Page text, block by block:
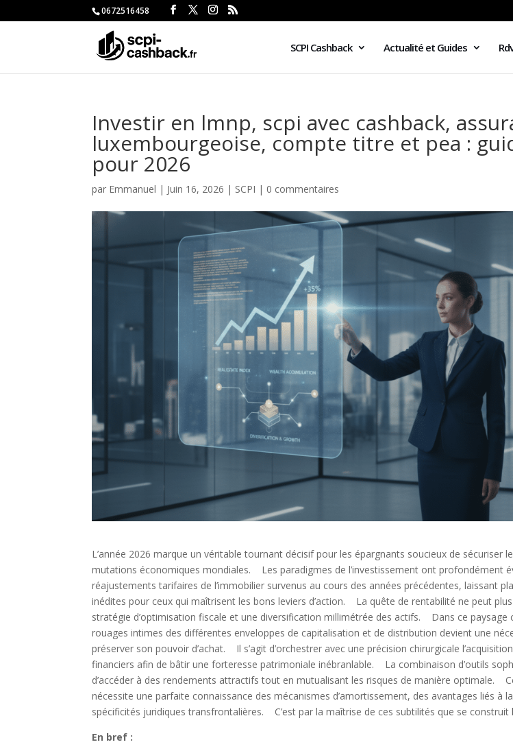
0672516458
SCPI Cashback Actualité et Guides
Investir en lmnp, scpi avec cashback,
luxembourgeoise, compte titre et pea :
pour 2026
par Emmanuel | Juin 16, 2026 | SCPI | 0 commentaires
L’année 2026 marque un véritable tournant décisif pour les épargnants soucieux de sécuriser
mutations économiques mondiales. Les paradigmes de l’investissement ont profondément
réajustements tarifaires de l’immobilier survenus au cours des années précédentes, laissant
inédites pour ceux qui maîtrisent les bons leviers d’action. La quête de rentabilité ne peut
stratégie d’optimisation fiscale et une diversification millimétrée des actifs. Dans ce paysage
rouages intimes des différentes enveloppes de capitalisation et de distribution devient une
préserver son pouvoir d’achat. Il s’agit d’orchestrer avec une précision chirurgicale
financiers afin de bâtir une forteresse patrimoniale inébranlable. La combinaison d’outils
d’accéder à des rendements attractifs tout en mutualisant les risques de manière optimale.
nécessite une parfaite connaissance des mécanismes d’amortissement, des avantages liés à
spécificités juridiques transfrontalières. C’est par la maîtrise de ces subtilités que se construit
En bref :